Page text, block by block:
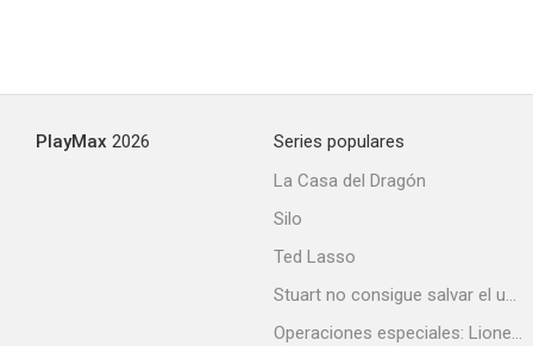
PlayMax 2026
Series populares
La Casa del Dragón
Silo
Ted Lasso
Stuart no consigue salvar el universo
Operaciones especiales: Lioness